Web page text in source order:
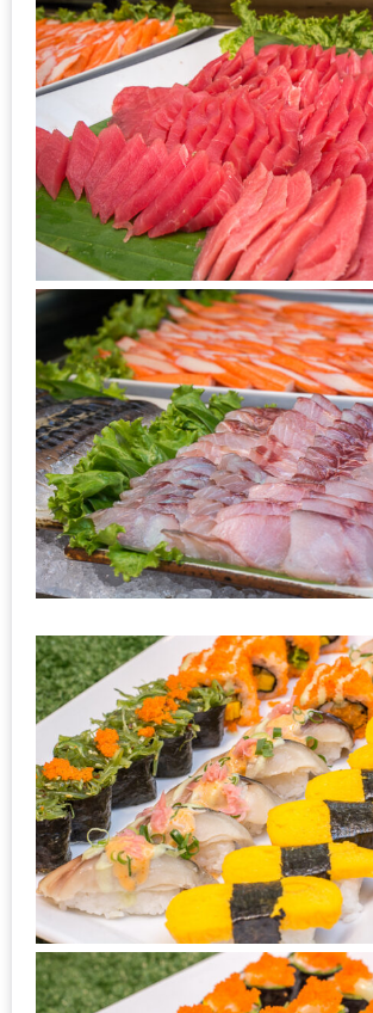
TIME
:
ทำไม
เรา
ไม่
ทำ
อาหาร
ทาน
เอง?
SHOP
TOP
10
รีวิว
ร้าน
อาหาร
ที่
เข้า
ชม
มาก
ที่สุด
ประจำ
ปี
2557
กิจกรรม
ชิง
รางวัล
กับ
สมาชิก